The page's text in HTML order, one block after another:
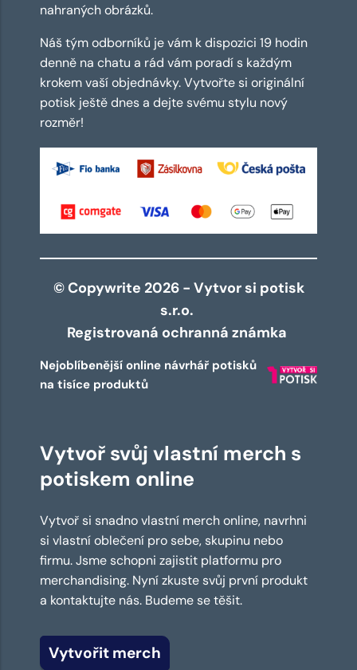
nahraných obrázků.
Náš tým odborníků je vám k dispozici 19 hodin
denně na chatu a rád vám poradí s každým
krokem vaší objednávky. Vytvořte si originální
potisk ještě dnes a dejte svému stylu nový
rozměr!
© Copywrite 2026 - Vytvor si potisk
s.r.o.
Registrovaná ochranná známka
Nejoblíbenější online návrhář potisků
na tisíce produktů
Vytvoř svůj vlastní merch s
potiskem online
Vytvoř si snadno vlastní merch online, navrhni
si vlastní oblečení pro sebe, skupinu nebo
firmu. Jsme schopni zajistit platformu pro
merchandising. Nyní zkuste svůj první produkt
a kontaktujte nás. Budeme se těšit.
Vytvořit merch